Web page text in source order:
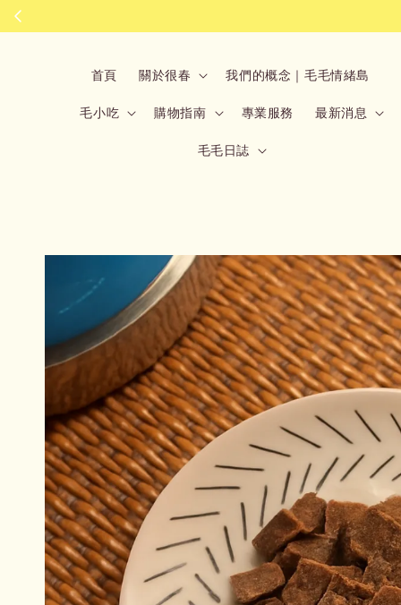
首頁 關於很春 我們的概念｜毛毛情緒島
毛小吃 購物指南 專業服務 最新消息
毛毛日誌